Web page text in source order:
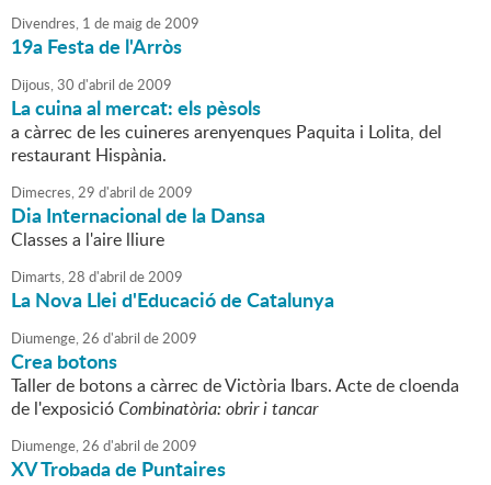
Divendres, 1 de maigde2009
19a Festa de l'Arròs
Dijous,30 d'abril de2009
La cuina al mercat: els pèsols
a càrrec de les cuineres arenyenques Paquita i Lolita, del
restaurant Hispània.
Dimecres,29 d'abril de2009
Dia Internacional de la Dansa
Classes a l'aire lliure
Dimarts,28 d'abril de2009
La Nova Llei d'Educació de Catalunya
Diumenge,26 d'abril de2009
Crea botons
Taller de botons a càrrec de Victòria Ibars. Acte de cloenda
de l'exposicióCombinatòria: obrir i tancar
Diumenge,26 d'abril de2009
XV Trobada de Puntaires